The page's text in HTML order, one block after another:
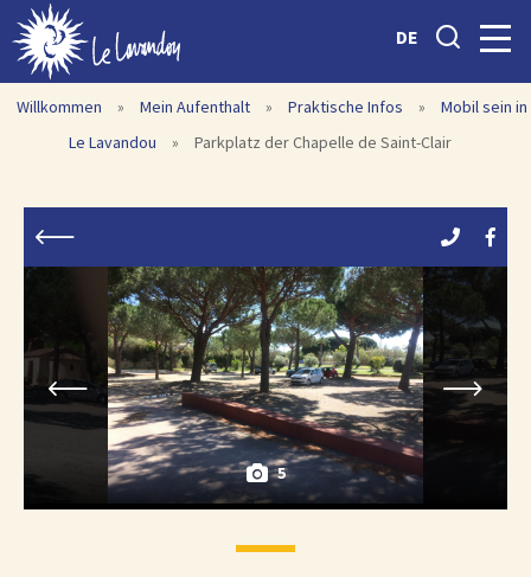
DE
Willkommen » Mein Aufenthalt » Praktische Infos »
Mobil sein in
Le Lavandou
» Parkplatz der Chapelle de Saint-Clair
5